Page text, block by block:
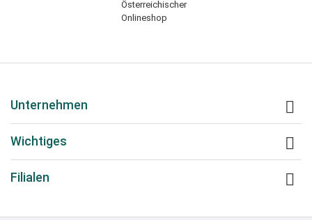
Unternehmen 
Wichtiges 
Filialen 